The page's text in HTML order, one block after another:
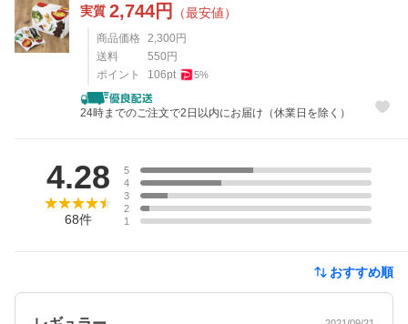
実質 2,744円 （最安値）
商品価格 2,300 円
送料
550 円
ポイント
106pt 5%
24時までのご注文で2日以内にお届け（休業日を除く）
4.28
68件
5
4
3
2
1
おすすめ順